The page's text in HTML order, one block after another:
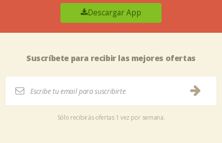
Descargar App
Suscríbete para recibir las mejores ofertas
Sólo recibirás ofertas 1 vez por semana.